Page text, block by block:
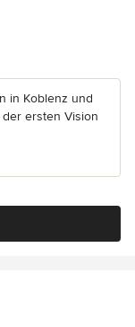
in Koblenz und
ersten Vision